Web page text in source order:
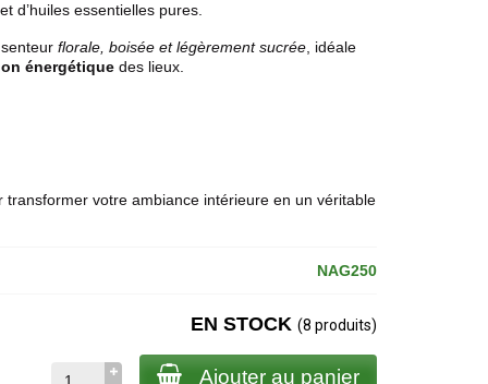
d’huiles essentielles pures.
senteurflorale, boisée et légèrement sucrée , idéale
énergétique des lieux.
transformer votre ambiance intérieure en un véritable
NAG250
EN STOCK (8 produits)
Ajouter au panier